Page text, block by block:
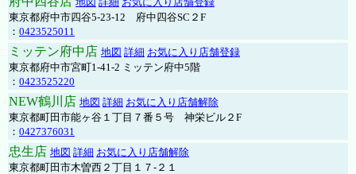
東京都府中市四谷5-23-12 府中四谷SC２F
： 0423525011
ミッテン府中店 地図 詳細 お気に入り店舗登録
東京都府中市宮町1-41-2 ミッテン府中5階
： 0423525220
NEW鶴川店 地図 詳細 お気に入り店舗解除
東京都町田市能ヶ谷１丁目７番５号 神栄ビル２F
： 0427376031
忠生店 地図 詳細 お気に入り店舗解除
東京都町田市木曽西２丁目１７-２１